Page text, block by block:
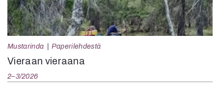
Mustarinda Paperilehdestä
Vieraan vieraana
2–3/2026